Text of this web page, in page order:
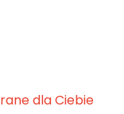
dla Ciebie